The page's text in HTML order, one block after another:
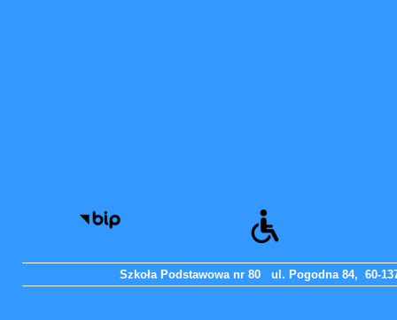
Szkoła Podstawowa nr 80 ul. Pogodna 84, 60-